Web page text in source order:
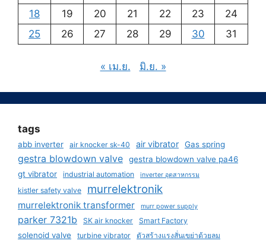
18
19 20 21 22 23
24
25
26 27 28 29 30 31
« เม.ย. มิ.ย. »
tags
abb inverter air knocker sk-40 air vibrator Gas spring
gestra blowdown valve
gestra blowdown valve pa46
gt vibrator
industrial automation inverter อุตสาหกรรม
kistler safety valve murrelektronik
murrelektronik transformer murr power supply
parker 7321b SK air knocker Smart Factory
solenoid valve turbine vibrator ตัวสร้างแรงสั่นเขย่าด้วยลม